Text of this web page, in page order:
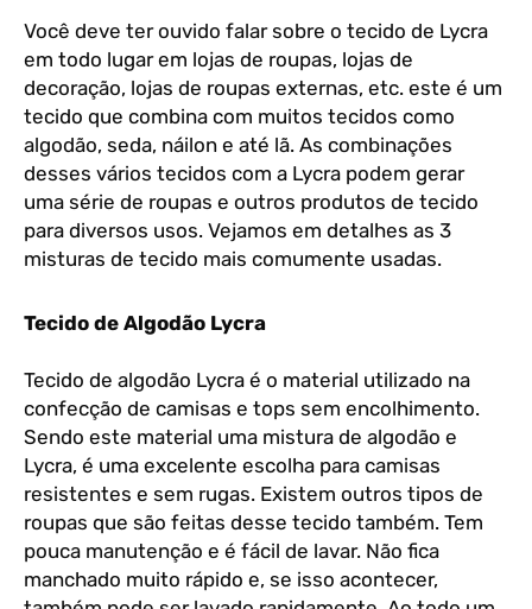
Você deve ter ouvido falar sobre o tecido de Lycra
em todo lugar em lojas de roupas, lojas de
decoração, lojas de roupas externas, etc. este é um
tecido que combina com muitos tecidos como
algodão, seda, náilon e até lã. As combinações
desses vários tecidos com a Lycra podem gerar
uma série de roupas e outros produtos de tecido
para diversos usos. Vejamos em detalhes as 3
misturas de tecido mais comumente usadas.
Tecido de Algodão Lycra
Tecido de algodão Lycra é o material utilizado na
confecção de camisas e tops sem encolhimento.
Sendo este material uma mistura de algodão e
Lycra, é uma excelente escolha para camisas
resistentes e sem rugas. Existem outros tipos de
roupas que são feitas desse tecido também. Tem
pouca manutenção e é fácil de lavar. Não fica
manchado muito rápido e, se isso acontecer,